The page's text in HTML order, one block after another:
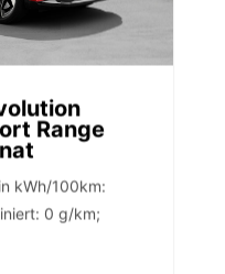
Range
kWh/100km:
0 g/km;